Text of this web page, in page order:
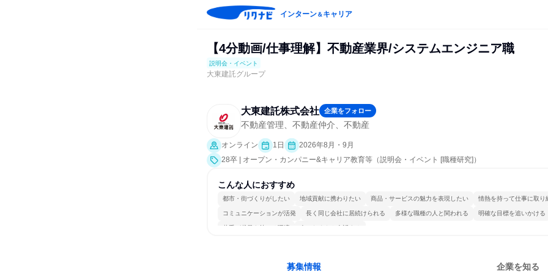
インターン＆キャリア
【4分動画/仕事理解】不動産業界/システムエンジニア職
説明会・イベント
大東建託グループ
大東建託株式会社 企業をフォロー
不動産管理、不動産仲介、不動産
オンライン 1日
2026年8月・9月
28卒 | オープン・カンパニー&キャリア教育等（説明会・イベント [職種研究]）
こんな人におすすめ
都市・街づくりがしたい 地域貢献に携わりたい 商品・サービスの魅力を表現したい 情熱を持って仕事に取り
コミュニケーションが活発 長く同じ会社に居続けられる 多様な職種の人と関われる 明確な目標を追いかける
若手が裁量を持てる環境 人とたくさん会話する
募集情報 企業を知る